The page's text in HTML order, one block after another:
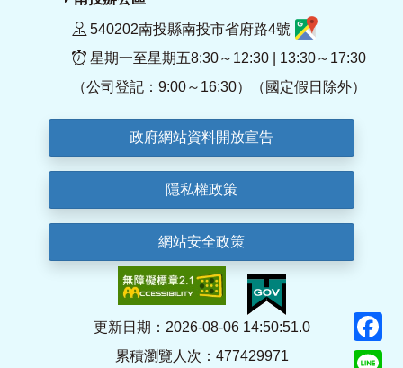
540202南投縣南投市省府路4號
星期一至星期五8:30～12:30 | 13:30～17:30
（公司登記：9:00～16:30）（國定假日除外）
政府網站資料開放宣告
隱私權政策
網站安全政策
更新日期：2026-08-06 14:50:51.0
累積瀏覽人次：477429971